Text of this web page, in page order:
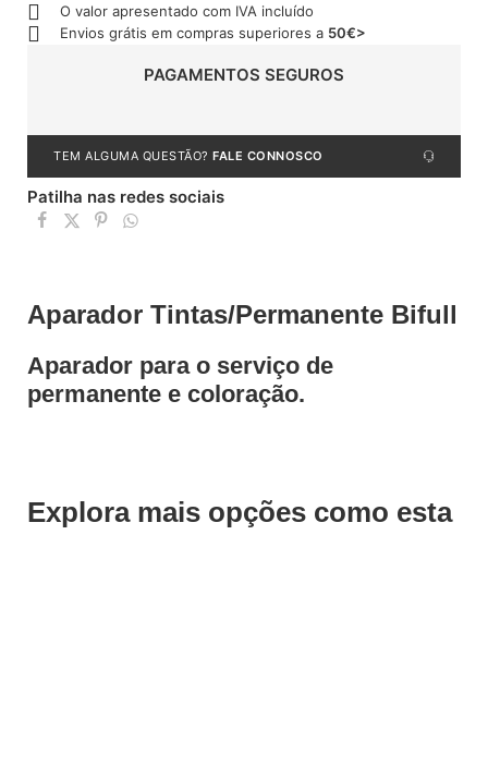
O valor apresentado com IVA incluído
Envios grátis em compras superiores a 50€>
PAGAMENTOS SEGUROS
TEM ALGUMA QUESTÃO? FALE CONNOSCO
Patilha nas redes sociais
Aparador Tintas/Permanente Bifull
Aparador para o serviço de
permanente e coloração.
Explora mais opções como esta